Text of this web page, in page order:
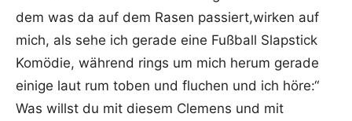
dem was da auf dem Rasen passiert,wirken auf
mich, als sehe ich gerade eine Fußball Slapstick
Komödie, während rings um mich herum gerade
einige laut rum toben und fluchen und ich höre:“
Was willst du mit diesem Clemens und mit